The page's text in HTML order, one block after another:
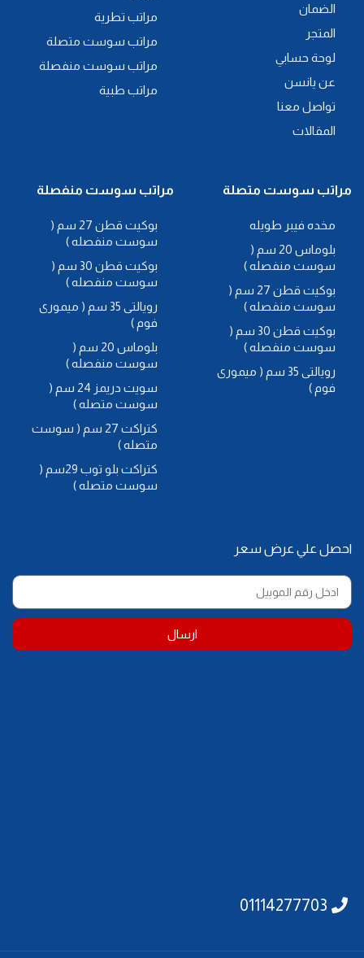
الضمان
المتجر
لوحة حسابي
عن يانسن
تواصل معنا
المقالات
مراتب تطرية
مراتب سوست متصلة
مراتب سوست منفصلة
مراتب طبية
مراتب سوست متصلة
مخده فيبر طويله
بلوماس 20 سم (
سوست منفصله )
بوكيت قطن 27 سم (
سوست منفصله )
بوكيت قطن 30 سم (
سوست منفصله )
رويالتى 35 سم ( ميمورى
فوم )
مراتب سوست منفصلة
بوكيت قطن 27 سم (
سوست منفصله )
بوكيت قطن 30 سم (
سوست منفصله )
رويالتى 35 سم ( ميمورى
فوم )
بلوماس 20 سم (
سوست منفصله )
سويت دريمز 24 سم (
سوست متصله )
كتراكت 27 سم ( سوست
متصله )
كتراكت بلو توب 29سم (
سوست متصله )
احصل علي عرض سعر
ارسال
01114277703